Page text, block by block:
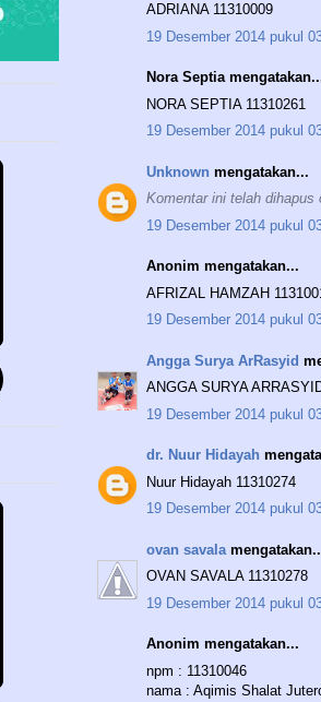
ADRIANA 11310009
19 Desember 2014 pukul
Nora Septia
NORA SEPTIA 11310261
19 Desember 2014 pukul
Unknown mengatakan...
Komentar ini telah dihapus
19 Desember 2014 pukul
Anonim mengatakan...
AFRIZAL HAMZAH
19 Desember 2014 pukul
Angga Surya ArRasyid
ANGGA SURYA
19 Desember 2014 pukul
dr. Nuur Hidayah
Nuur Hidayah 11310274
19 Desember 2014 pukul
ovan savala
OVAN SAVALA 11310278
19 Desember 2014 pukul
Anonim mengatakan...
npm : 11310046
nama : Aqimis Shalat